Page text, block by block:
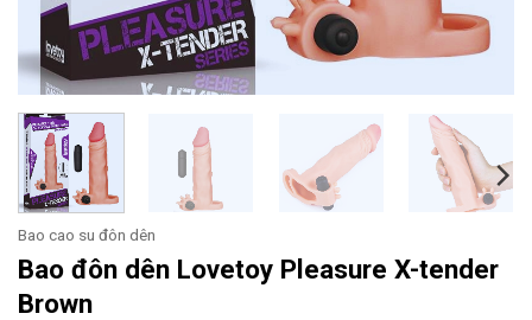
Bao cao su đôn dên
Bao đôn dên Lovetoy Pleasure X-tender
Brown